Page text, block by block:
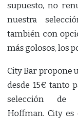
supuesto, no
nuestra
también con
más golosos, los
City Bar propone
desde 15€ tanto
selección de
Hoffman. City